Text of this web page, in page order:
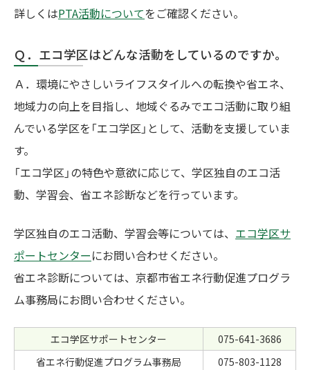
詳しくはPTA活動についてをご確認ください。
Ｑ．エコ学区はどんな活動をしているのですか。
Ａ．環境にやさしいライフスタイルへの転換や省エネ、
地域力の向上を目指し、地域ぐるみでエコ活動に取り組
んでいる学区を「エコ学区」として、活動を支援していま
す。
「エコ学区」の特色や意欲に応じて、学区独自のエコ活
動、学習会、省エネ診断などを行っています。
学区独自のエコ活動、学習会等については、 エコ学区サ
ポートセンターにお問い合わせください。
省エネ診断については、京都市省エネ行動促進プログラ
ム事務局にお問い合わせください。
エコ学区サポートセンター
075-641-3686
省エネ行動促進プログラム事務局
075-803-1128